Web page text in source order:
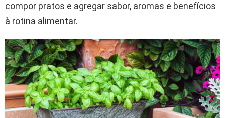
compor pratos e agregar sabor, aromas e benefícios
à rotina alimentar.